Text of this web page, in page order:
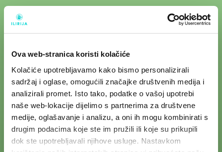
Ova web-stranica koristi kolačiće
Kolačiće upotrebljavamo kako bismo personalizirali
sadržaj i oglase, omogućili značajke društvenih medija i
analizirali promet. Isto tako, podatke o vašoj upotrebi
naše web-lokacije dijelimo s partnerima za društvene
medije, oglašavanje i analizu, a oni ih mogu kombinirati s
drugim podacima koje ste im pružili ili koje su prikupili
dok ste upotrebljavali njihove usluge. Nastavkom
Pratite nas na društvenim mrežama.